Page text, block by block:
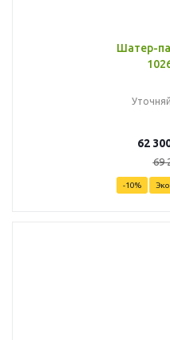
Шатер-
62
69
-10%